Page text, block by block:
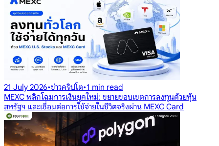
21 July 2026•ข่าวคริปโต•1 min read
MEXC พลิกโฉมการเงินยุคใหม่: ขยายขอบเขตการลงทุนด้วยหุ้น
สหรัฐฯ และเชื่อมต่อการใช้จ่ายในชีวิตจริงผ่าน MEXC Card